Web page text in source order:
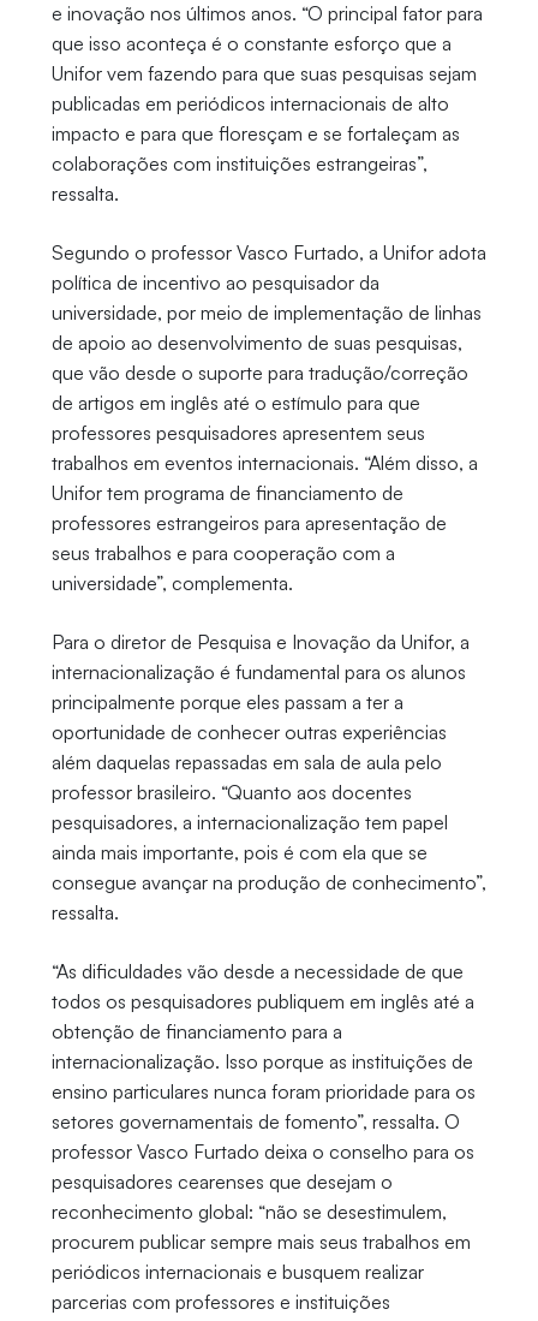
e inovação nos últimos anos. “O principal fator para
que isso aconteça é o constante esforço que a
Unifor vem fazendo para que suas pesquisas sejam
publicadas em periódicos internacionais de alto
impacto e para que floresçam e se fortaleçam as
colaborações com instituições estrangeiras”,
ressalta.
Segundo o professor Vasco Furtado, a Unifor adota
política de incentivo ao pesquisador da
universidade, por meio de implementação de linhas
de apoio ao desenvolvimento de suas pesquisas,
que vão desde o suporte para tradução/correção
de artigos em inglês até o estímulo para que
professores pesquisadores apresentem seus
trabalhos em eventos internacionais. “Além disso, a
Unifor tem programa de financiamento de
professores estrangeiros para apresentação de
seus trabalhos e para cooperação com a
universidade”, complementa.
Para o diretor de Pesquisa e Inovação da Unifor, a
internacionalização é fundamental para os alunos
principalmente porque eles passam a ter a
oportunidade de conhecer outras experiências
além daquelas repassadas em sala de aula pelo
professor brasileiro. “Quanto aos docentes
pesquisadores, a internacionalização tem papel
ainda mais importante, pois é com ela que se
consegue avançar na produção de conhecimento”,
ressalta.
“As dificuldades vão desde a necessidade de que
todos os pesquisadores publiquem em inglês até a
obtenção de financiamento para a
internacionalização. Isso porque as instituições de
ensino particulares nunca foram prioridade para os
setores governamentais de fomento”, ressalta. O
professor Vasco Furtado deixa o conselho para os
pesquisadores cearenses que desejam o
reconhecimento global: “não se desestimulem,
procurem publicar sempre mais seus trabalhos em
periódicos internacionais e busquem realizar
parcerias com professores e instituições